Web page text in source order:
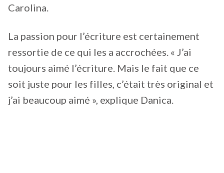
Carolina.
La passion pour l’écriture est certainement
ressortie de ce qui les a accrochées. « J’ai
toujours aimé l’écriture. Mais le fait que ce
soit juste pour les filles, c’était très original et
j’ai beaucoup aimé », explique Danica.